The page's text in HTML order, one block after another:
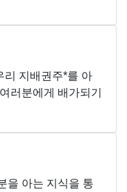
리 지배권주*를 아
러분에게 배가되기
을 아는 지식을 통